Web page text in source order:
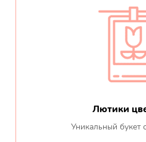
Лютики
Уникальный букет